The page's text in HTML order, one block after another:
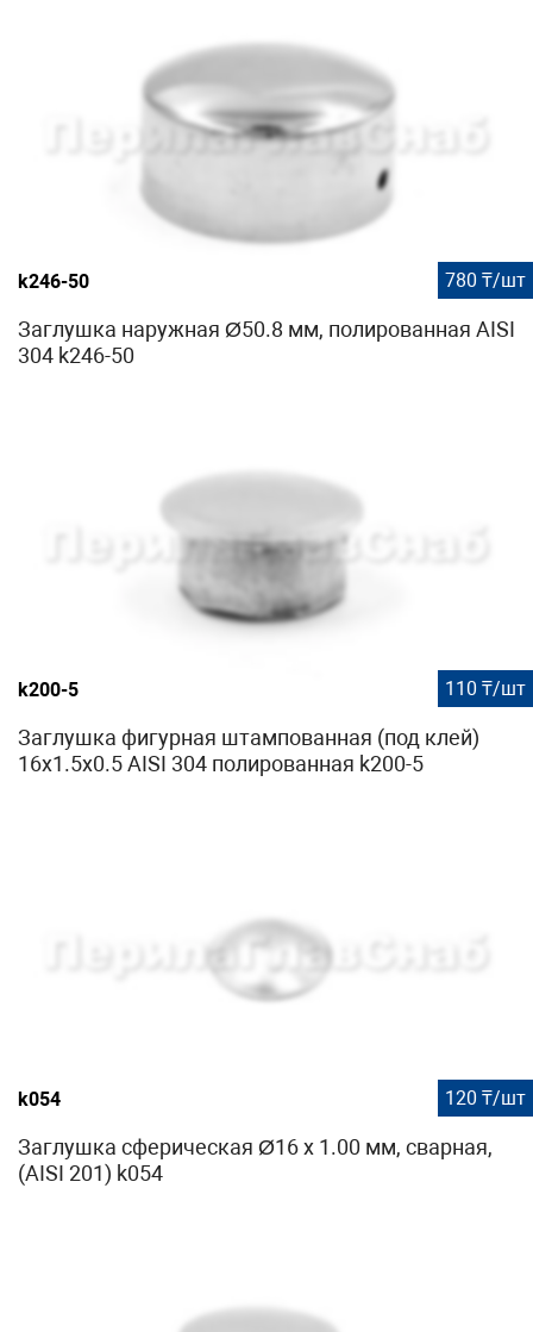
k246-50 780 ₸/шт
Заглушка наружная Ø50.8 мм, полированная AISI
304 k246-50
k200-5 110 ₸/шт
Заглушка фигурная штампованная (под клей)
16x1.5x0.5 AISI 304 полированная k200-5
k054 120 ₸/шт
Заглушка сферическая Ø16 х 1.00 мм, сварная,
(AISI 201) k054